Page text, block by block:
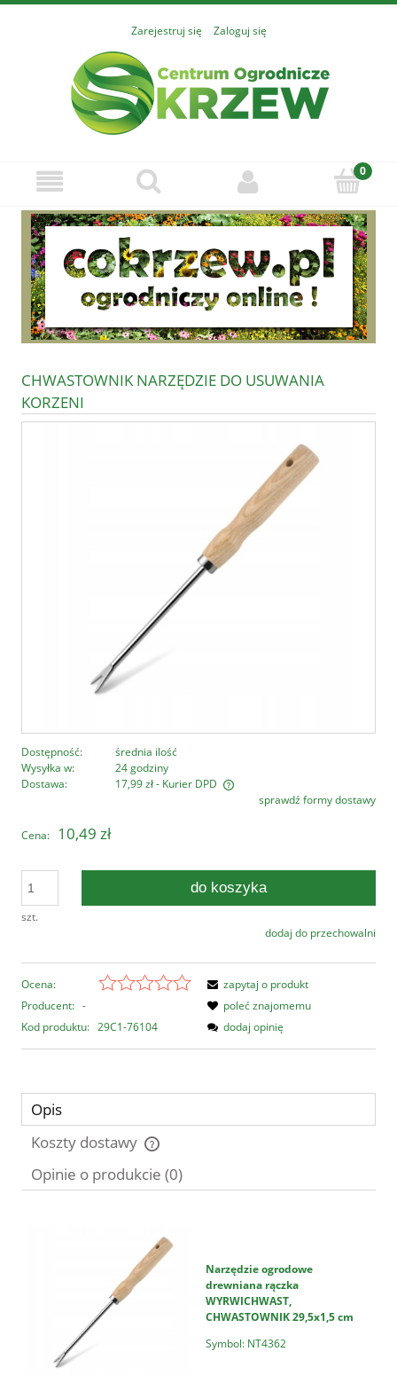
Zarejestruj się Zaloguj się
CHWASTOWNIK NARZĘDZIE DO USUWANIA
KORZENI
Dostępność:
średnia ilość
Wysyłka w:
24 godziny
Dostawa:
17,99 zł- Kurier DPD
Cena nie zawiera ewentualnych kosztów płatnościsprawdź formy dostawy
Cena: 10,49 zł
szt.
do koszyka
dodaj do przechowalni
Ocena:
Producent: -
Kod produktu: 29C1-76104
zapytaj o produkt
poleć znajomemu
dodaj opinię
Opis
Koszty dostawy
Cena nie zawiera ewentualnych kosztów płatności
Opinie o produkcie (0)
Narzędzie ogrodowe
drewniana rączka
WYRWICHWAST,
CHWASTOWNIK 29,5x1,5 cm
Symbol: NT4362